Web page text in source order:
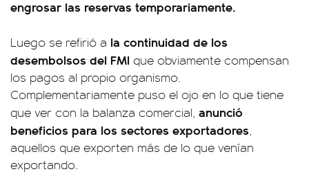
engrosar las reservas temporariamente.
Luego se refirió a la continuidad de los
desembolsos del FMI que obviamente compensan
los pagos al propio organismo.
Complementariamente puso el ojo en lo que tiene
que ver con la balanza comercial, anunció
beneficios para los sectores exportadores,
aquellos que exporten más de lo que venían
exportando.